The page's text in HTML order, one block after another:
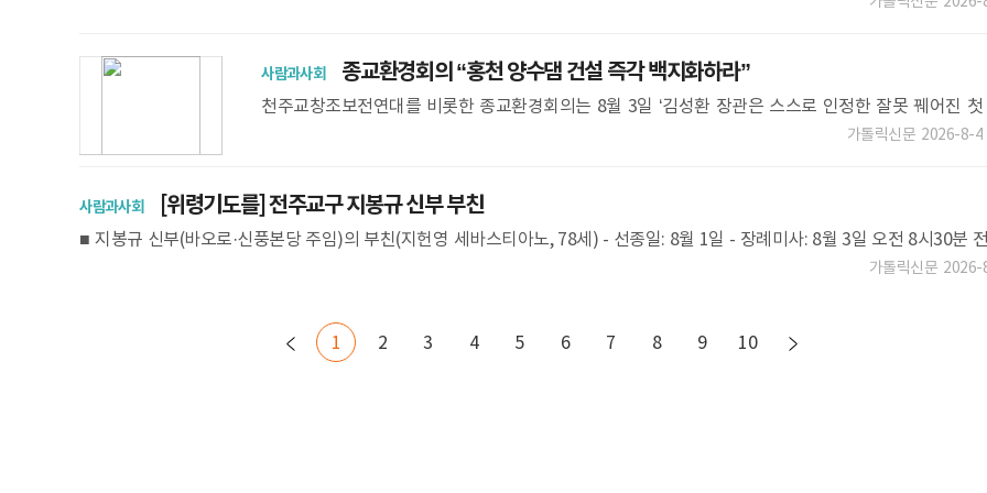
사람과사회종교환경회의 “홍천 양수댐 건설 즉각 백지화하라”
천주교창조보전연대를 비롯한 종교환경회의는 8월 3일 ‘김성환 장관은 스스로 인정한 잘못 꿰어진 첫
단추, 홍천 양수댐 건설을 즉각 백지화하라’는 제목의 성명을 발표하고, 홍천 양수발전소 건설 계획의 전
가톨릭신문 2026-8-4
사람과사회[위령기도를] 전주교구 지봉규 신부 부친
■ 지봉규 신부(바오로·신풍본당 주임)의 부친(지헌영 세바스티아노, 78세) - 선종일: 8월 1일 - 장례미사: 8월 3일 오전 8시30분
가톨릭신문 2026-
1 2 3 4 5 6 7 8 9 10